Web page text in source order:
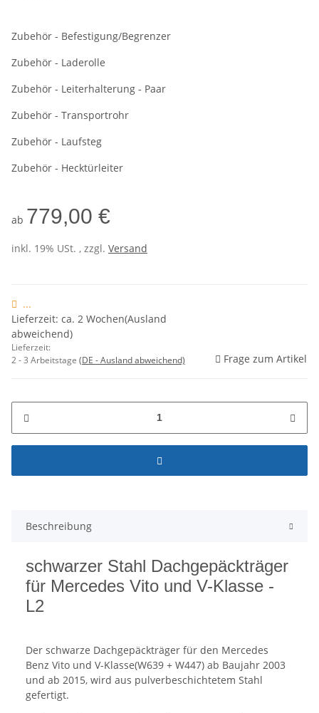
Zubehör - Befestigung/Begrenzer
Zubehör - Laderolle
Zubehör - Leiterhalterung - Paar
Zubehör - Transportrohr
Zubehör - Laufsteg
Zubehör - Hecktürleiter
ab 779,00 €
inkl. 19% USt. , zzgl. Versand
...
Lieferzeit: ca. 2 Wochen(Ausland
abweichend)
Lieferzeit:
2 - 3 Arbeitstage (DE - Ausland abweichend) Frage zum Artikel
Beschreibung
schwarzer Stahl Dachgepäckträger
für Mercedes Vito und V-Klasse -
L2
Der schwarze Dachgepäckträger für den Mercedes
Benz Vito und V-Klasse(W639 + W447) ab Baujahr 2003
und ab 2015, wird aus pulverbeschichtetem Stahl
gefertigt.